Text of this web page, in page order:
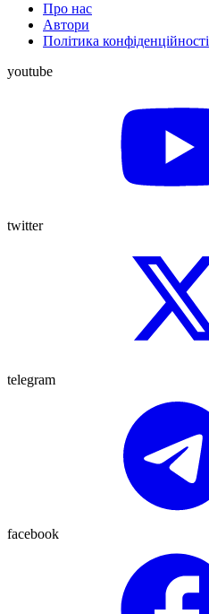
Про нас
Автори
Політика конфіденційності
youtube
twitter
telegram
facebook